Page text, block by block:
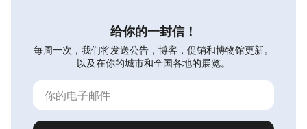
给你的一封信！
每周一次，我们将发送公告，博客，促销和博物馆更新。
以及在你的城市和全国各地的展览。